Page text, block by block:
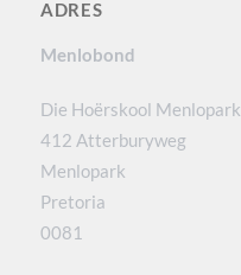
ADRES
Menlobond
Die Hoërskool Menlopark
412 Atterburyweg
Menlopark
Pretoria
0081